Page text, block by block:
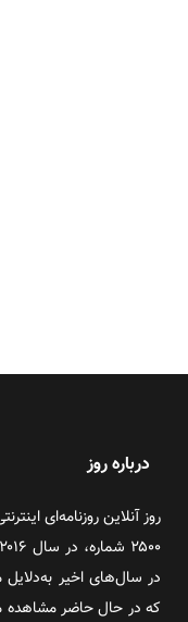
درباره روز
در سال‌های اخیر
که در حال حاضر مشاهده